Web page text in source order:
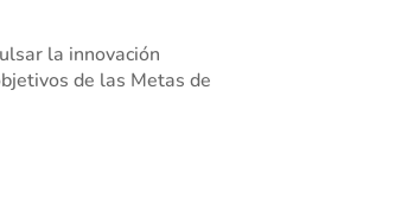
la innovación
de las Metas de